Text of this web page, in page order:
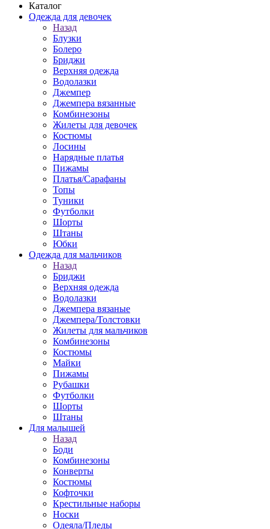
Каталог
Одежда для девочек
Назад
Блузки
Болеро
Бриджи
Верхняя одежда
Водолазки
Джемпер
Джемпера вязанные
Комбинезоны
Жилеты для девочек
Костюмы
Лосины
Нарядные платья
Пижамы
Платья/Сарафаны
Топы
Туники
Футболки
Шорты
Штаны
Юбки
Одежда для мальчиков
Назад
Бриджи
Верхняя одежда
Водолазки
Джемпера вязаные
Джемпера/Толстовки
Жилеты для мальчиков
Комбинезоны
Костюмы
Майки
Пижамы
Рубашки
Футболки
Шорты
Штаны
Для малышей
Назад
Боди
Комбинезоны
Конверты
Костюмы
Кофточки
Крестильные наборы
Носки
Одеяла/Пледы